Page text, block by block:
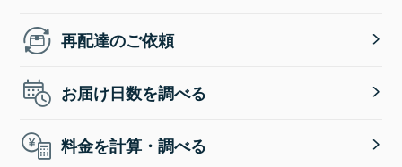
再配達のご依頼
お届け日数を調べる
料金を計算・調べる